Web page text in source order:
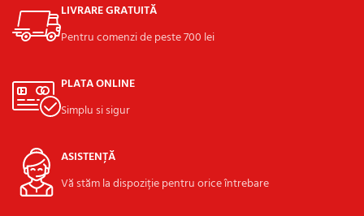
LIVRARE GRATUITĂ
Pentru comenzi de peste 700 lei
PLATA ONLINE
Simplu si sigur
ASISTENȚĂ
Vă stăm la dispoziție pentru orice întrebare